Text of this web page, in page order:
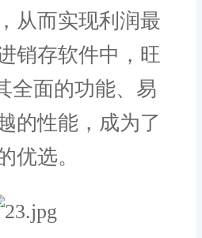
从而实现利润最
销存软件中，旺
全面的功能、易
的性能，成为了
优选。